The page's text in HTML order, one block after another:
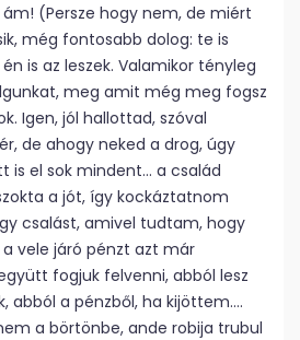
(Persze hogy nem, de miért
még fontosabb dolog: te is
is az leszek. Valamikor tényleg
meg amit még meg fogsz
Igen, jól hallottad, szóval
de ahogy neked a drog, úgy
is el sok mindent… a család
a jót, így kockáztatnom
csalást, amivel tudtam, hogy
vele járó pénzt azt már
fogjuk felvenni, abból lesz
abból a pénzből, ha kijöttem….
a börtönbe, ande robija trubul